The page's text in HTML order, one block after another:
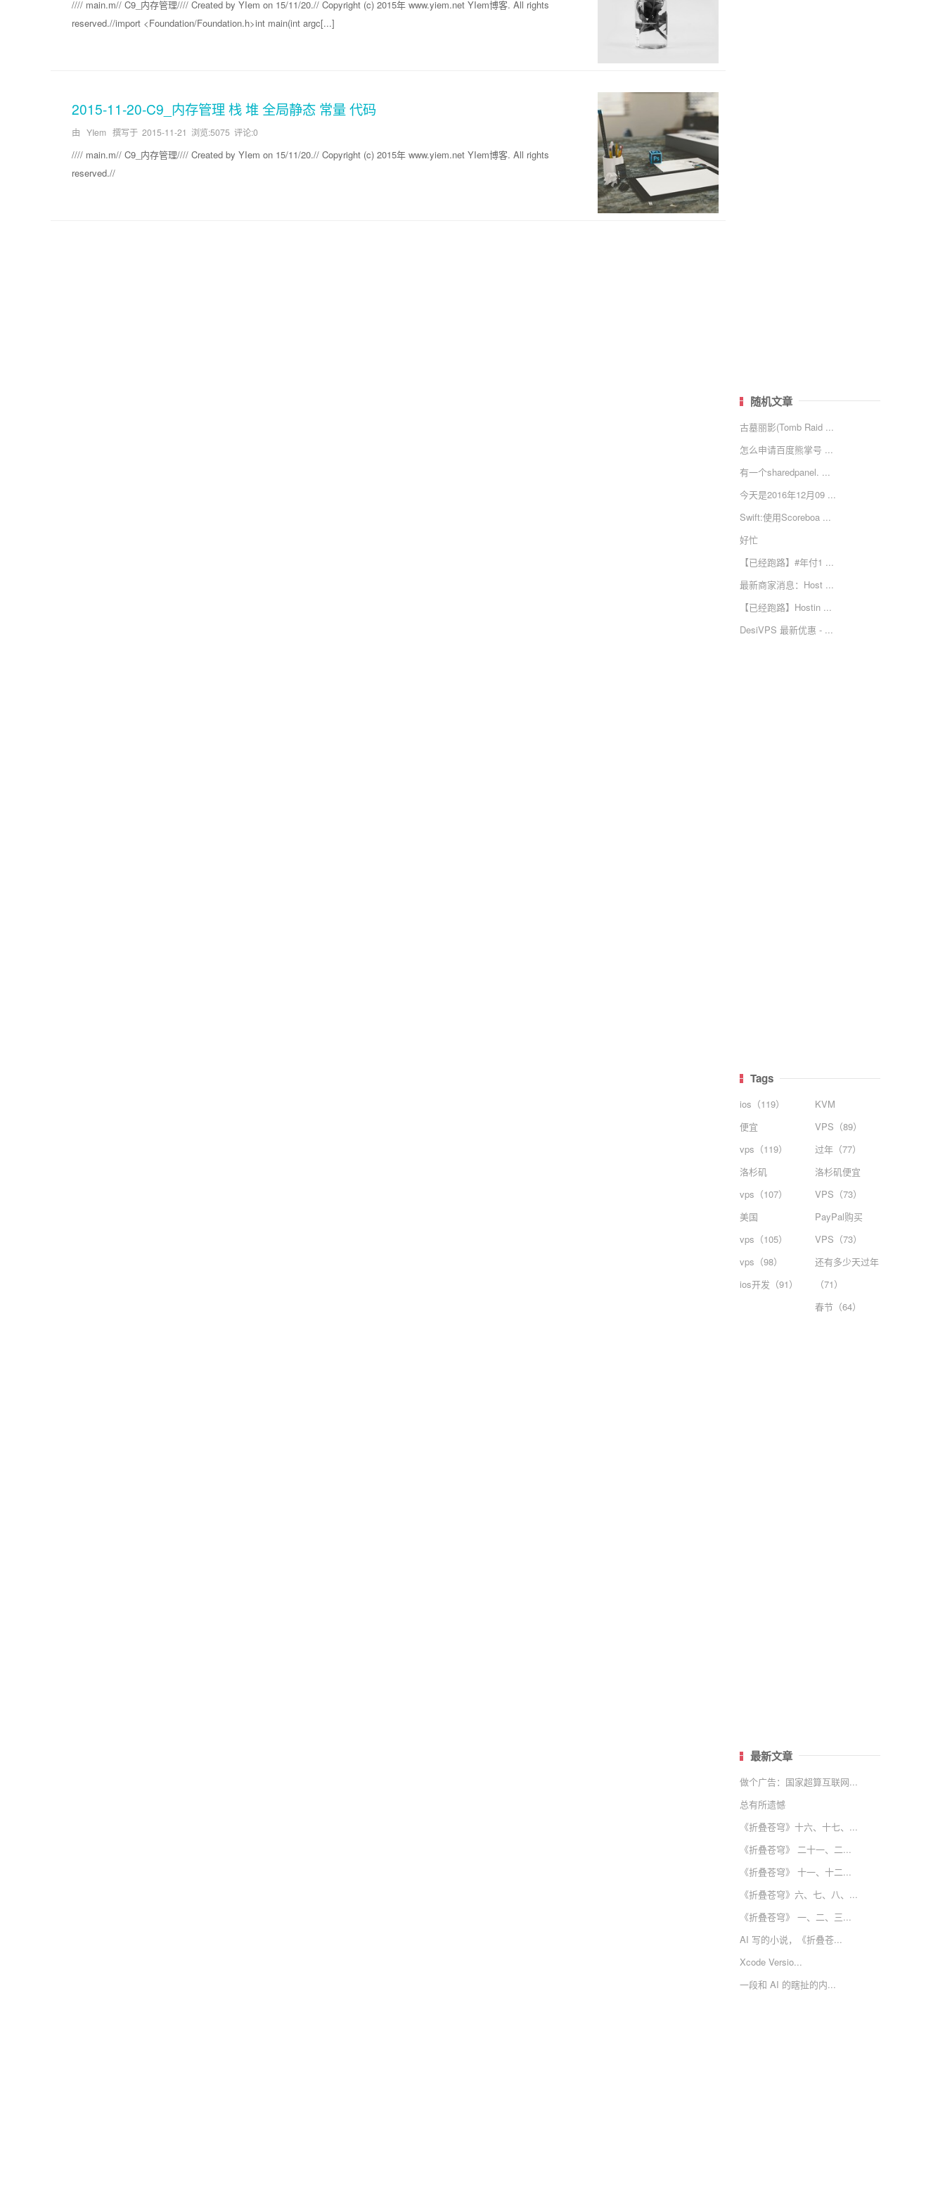
//// main.m// C9_内存管理//// Created by YIem on 15/11/20.// Copyright (c) 2015年 www.yiem.net YIem博客. All rights
reserved.//import <Foundation/Foundation.h>int main(int argc[...]
2015-11-20-C9_内存管理 栈 堆 全局静态 常量 代码
由 YIem 撰写于 2015-11-21 浏览:5075 评论:0
//// main.m// C9_内存管理//// Created by YIem on 15/11/20.// Copyright (c) 2015年 www.yiem.net YIem博客. All rights
reserved.//
随机文章
古墓丽影(Tomb Raid ...
怎么申请百度熊掌号 ...
有一个sharedpanel. ...
今天是2016年12月09 ...
Swift:使用Scoreboa ...
好忙
【已经跑路】#年付1 ...
最新商家消息：Host ...
【已经跑路】Hostin ...
DesiVPS 最新优惠 - ...
Tags
ios（119）
便宜
vps（119）
洛杉矶
vps（107）
美国
vps（105）
vps（98）
ios开发（91）
KVM
VPS（89）
过年（77）
洛杉矶便宜
VPS（73）
PayPal购买
VPS（73）
还有多少天过年
（71）
春节（64）
最新文章
做个广告：国家超算互联网...
总有所遗憾
《折叠苍穹》十六、十七、...
《折叠苍穹》 二十一、二...
《折叠苍穹》 十一、十二...
《折叠苍穹》六、七、八、...
《折叠苍穹》 一、二、三...
AI 写的小说，《折叠苍...
Xcode Versio...
一段和 AI 的瞎扯的内...